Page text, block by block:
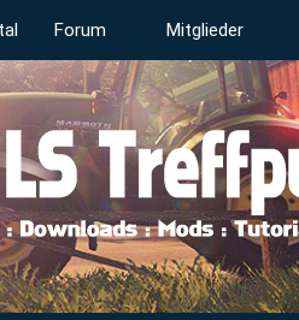
Forum Mitglieder